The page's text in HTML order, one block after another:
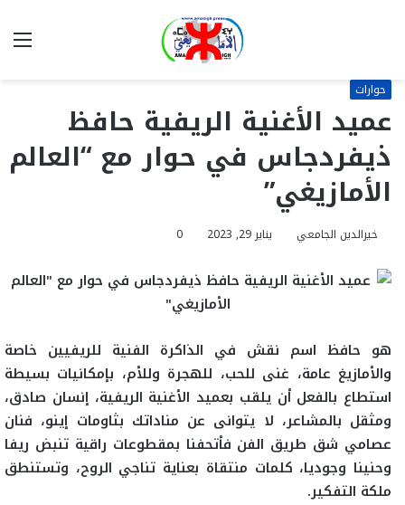
حوارات
عميد الأغنية الريفية حافظ
ذيفردجاس في حوار مع “العالم
الأمازيغي”
خيرالدين الجامعي يناير 29, 2023 0
هو حافظ اسم نقش في الذاكرة الفنية للريفيين خاصة
والأمازيغ عامة، غنى للحب، للهجرة وللأم، بإمكانيات بسيطة
استطاع بالفعل أن يلقب بعميد الأغنية الريفية، إنسان صادق،
ومثقل بالمشاعر، لا يتوانى عن مناداتك بثاومات إينو، فنان
عصامي شق طريق الفن فأتحفنا بمقطوعات راقية تنبض ريفا
وحنينا وجوديا، كلمات منتقاة بعناية تناجي الروح، وتستنطق
ملكة التفكير.